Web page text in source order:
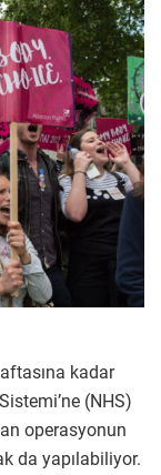
kadar
(NHS)
operasyonun
da yapılabiliyor.